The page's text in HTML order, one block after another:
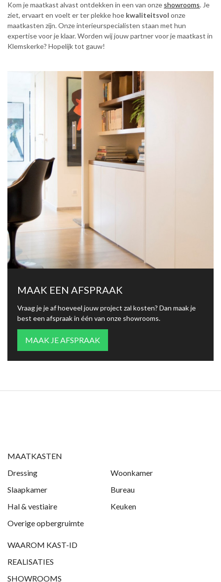
Kom je maatkast alvast ontdekken in een van onze showrooms. Je
ziet, ervaart en voelt er ter plekke hoe kwaliteitsvol onze
maatkasten zijn. Onze interieurspecialisten staan met hun
expertise voor je klaar. Worden wij jouw partner voor je maatkast in
Klemskerke? Hopelijk tot gauw!
MAAK EEN AFSPRAAK
Vraag je je af hoeveel jouw project zal kosten? Dan maak je
best een afspraak in één van onze showrooms.
MAAK JE AFSPRAAK
MAATKASTEN
Dressing
Woonkamer
Slaapkamer
Bureau
Hal & vestiaire
Keuken
Overige opbergruimte
WAAROM KAST-ID
REALISATIES
SHOWROOMS